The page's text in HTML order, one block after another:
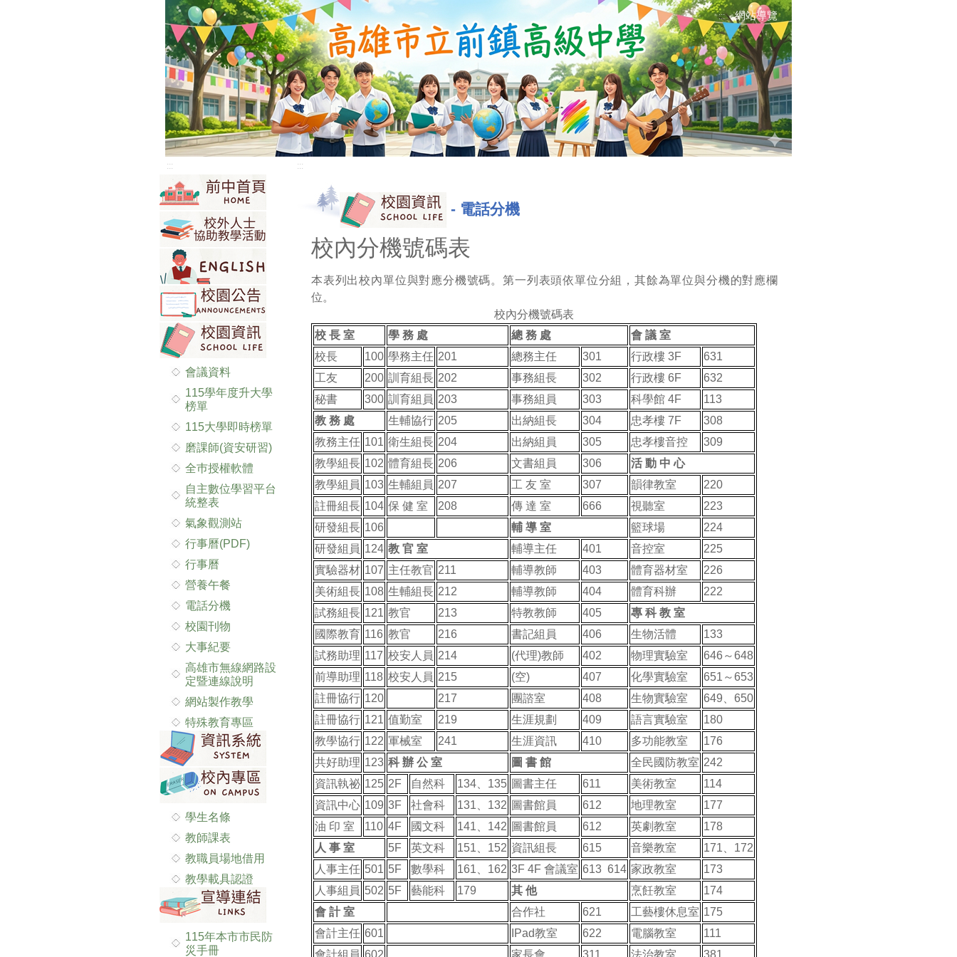
::: 網站導覽
:::
會議資料
115學年度升大學
榜單
115大學即時榜單
磨課師(資安研習)
全巿授權軟體
自主數位學習平台
統整表
氣象觀測站
行事曆(PDF)
行事曆
營養午餐
電話分機
校園刊物
大事紀要
高雄市無線網路設
定暨連線說明
網站製作教學
特殊教育專區
學生名條
教師課表
教職員場地借用
教學載具認證
115年本市市民防
災手冊
:::
- 電話分機
校內分機號碼表
本表列出校內單位與對應分機號碼。第一列表頭依單位分組，其餘為單位與分機的對應欄
位。
校內分機號碼表
校 長 室
學 務 處 總 務 處
會 議 室
校長
100 學務主任 201 總務主任 301 行政樓 3F
631
工友
200 訓育組長 202 事務組長 302 行政樓 6F
632
秘書
300 訓育組員 203 事務組員 303 科學館 4F
113
教 務 處
生輔協行 205 出納組長 304 忠孝樓 7F
308
教務主任 101 衛生組長 204 出納組員 305 忠孝樓音控
309
教學組長 102 體育組長 206 文書組員 306
活 動 中 心
教學組員 103 生輔組員 207 工 友 室 307 韻律教室
220
註冊組長 104 保 健 室 208 傳 達 室 666 視聽室
223
研發組長 106 輔 導 室 籃球場
224
研發組員 124 教 官 室 輔導主任 401 音控室
225
實驗器材 107 主任教官 211 輔導教師 403 體育器材室
226
美術組長 108 生輔組長 212 輔導教師 404 體育科辦
222
試務組長 121 教官 213 特教教師 405
專 科 教 室
國際教育 116 教官 216 書記組員 406 生物活體
133
試務助理 117 校安人員 214 (代理)教師 402 物理實驗室
646～648
前導助理 118 校安人員 215 (空) 407 化學實驗室
651～653
註冊協行 120 217 團諮室 408 生物實驗室
649、650
註冊協行 121 值勤室 219 生涯規劃 409 語言實驗室
180
教學協行 122 軍械室 241 生涯資訊 410 多功能教室
176
共好助理 123 科 辦 公 室 圖 書 館 全民國防教室 242
資訊執祕 125 2F 自然科 134、135 圖書主任 611 美術教室
114
資訊中心 109 3F 社會科 131、132 圖書館員 612 地理教室
177
油 印 室
110 4F 國文科 141、142 圖書館員 612 英劇教室
178
人 事 室
5F 英文科 151、152 資訊組長 615 音樂教室
171、172
人事主任 501 5F 數學科 161、162 3F 4F 會議室 613 614 家政教室
173
人事組員 502 5F 藝能科 179 其 他 烹飪教室
174
會 計 室
合作社 621 工藝樓休息室 175
會計主任 601 IPad教室 622 電腦教室
111
會計組員 602 家長會 311 法治教室
381